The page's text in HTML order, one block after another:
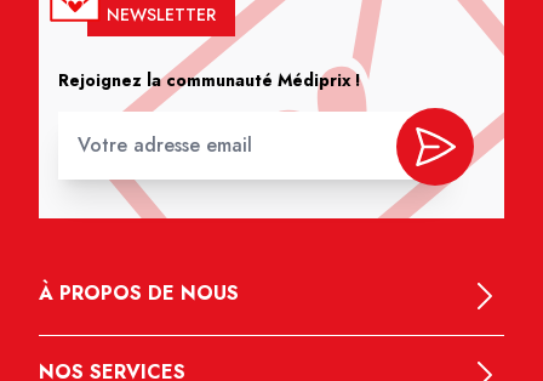
NEWSLETTER
Rejoignez la communauté Médiprix !
À PROPOS DE NOUS
NOS SERVICES